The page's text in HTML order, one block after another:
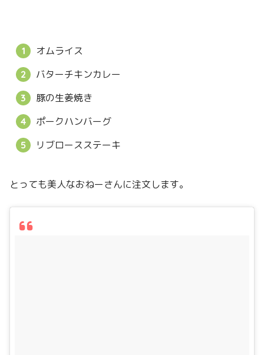
オムライス
バターチキンカレー
豚の生姜焼き
ポークハンバーグ
リブロースステーキ
とっても美人なおねーさんに注文します。